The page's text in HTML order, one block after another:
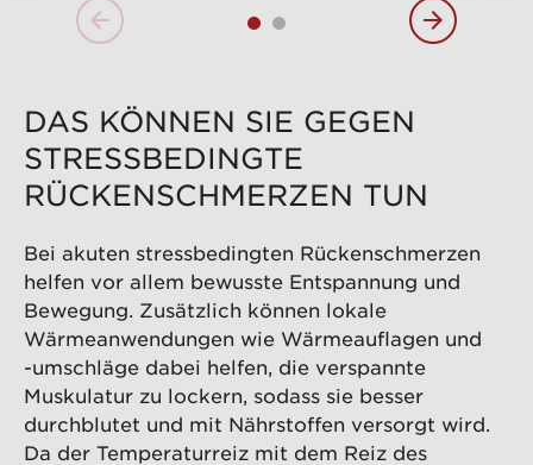
DAS KÖNNEN SIE GEGEN
STRESSBEDINGTE
RÜCKENSCHMERZEN TUN
Bei akuten stressbedingten Rückenschmerzen
helfen vor allem bewusste Entspannung und
Bewegung. Zusätzlich können lokale
Wärmeanwendungen wie Wärmeauflagen und
-umschläge dabei helfen, die verspannte
Muskulatur zu lockern, sodass sie besser
durchblutet und mit Nährstoffen versorgt wird.
Da der Temperaturreiz mit dem Reiz des